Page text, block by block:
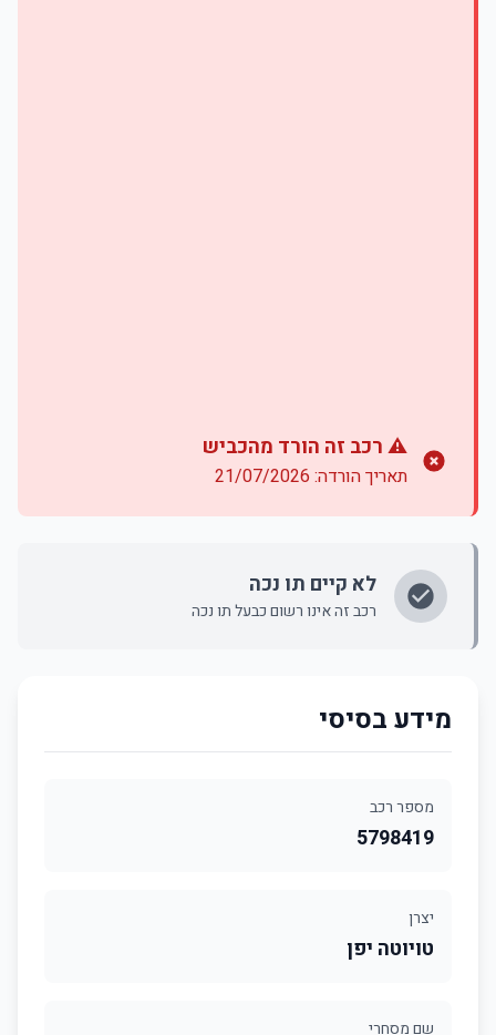
⚠️ רכב זה הורד מהכביש
תאריך הורדה: 21/07/2026
לא קיים תו נכה
רכב זה אינו רשום כבעל תו נכה
מידע בסיסי
מספר רכב
5798419
יצרן
טויוטה יפן
שם מסחרי